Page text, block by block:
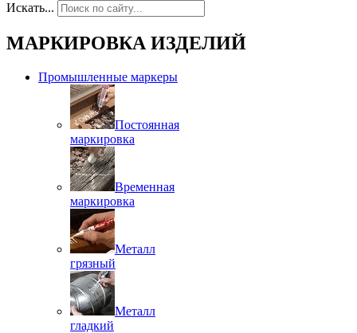
Искать...
МАРКИРОВКА ИЗДЕЛИЙ
Промышленные маркеры
Постоянная
маркировка
Временная
маркировка
Металл
грязный
Металл
гладкий